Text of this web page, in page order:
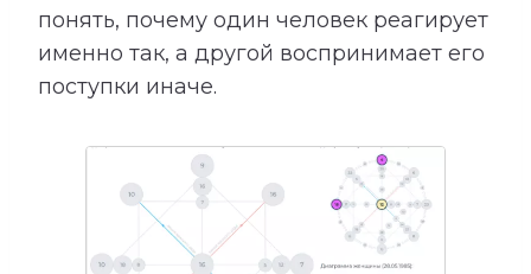
понять, почему один человек реагирует
именно так, а другой воспринимает его
поступки иначе.